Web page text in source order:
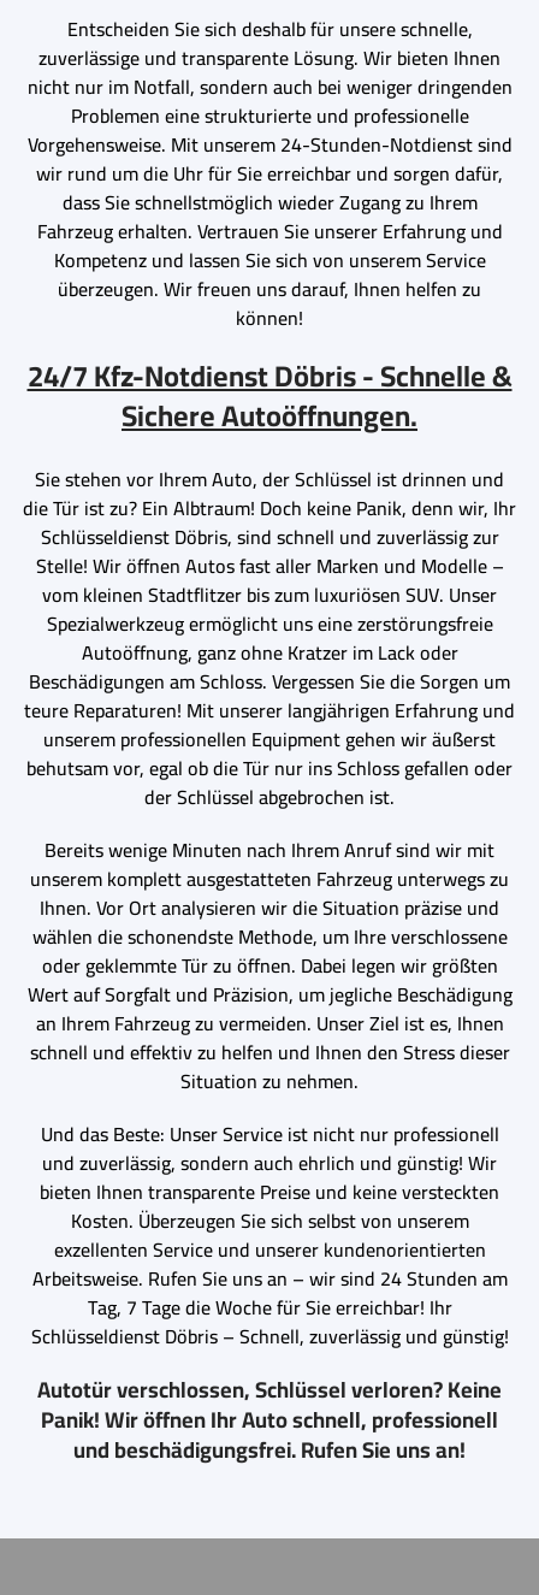
Entscheiden Sie sich deshalb für unsere schnelle,
zuverlässige und transparente Lösung. Wir bieten Ihnen
nicht nur im Notfall, sondern auch bei weniger dringenden
Problemen eine strukturierte und professionelle
Vorgehensweise. Mit unserem 24-Stunden-Notdienst sind
wir rund um die Uhr für Sie erreichbar und sorgen dafür,
dass Sie schnellstmöglich wieder Zugang zu Ihrem
Fahrzeug erhalten. Vertrauen Sie unserer Erfahrung und
Kompetenz und lassen Sie sich von unserem Service
überzeugen. Wir freuen uns darauf, Ihnen helfen zu
können!
24/7 Kfz-Notdienst Döbris - Schnelle &
Sichere Autoöffnungen.
Sie stehen vor Ihrem Auto, der Schlüssel ist drinnen und
die Tür ist zu? Ein Albtraum! Doch keine Panik, denn wir, Ihr
Schlüsseldienst Döbris, sind schnell und zuverlässig zur
Stelle! Wir öffnen Autos fast aller Marken und Modelle –
vom kleinen Stadtflitzer bis zum luxuriösen SUV. Unser
Spezialwerkzeug ermöglicht uns eine zerstörungsfreie
Autoöffnung, ganz ohne Kratzer im Lack oder
Beschädigungen am Schloss. Vergessen Sie die Sorgen um
teure Reparaturen! Mit unserer langjährigen Erfahrung und
unserem professionellen Equipment gehen wir äußerst
behutsam vor, egal ob die Tür nur ins Schloss gefallen oder
der Schlüssel abgebrochen ist.
Bereits wenige Minuten nach Ihrem Anruf sind wir mit
unserem komplett ausgestatteten Fahrzeug unterwegs zu
Ihnen. Vor Ort analysieren wir die Situation präzise und
wählen die schonendste Methode, um Ihre verschlossene
oder geklemmte Tür zu öffnen. Dabei legen wir größten
Wert auf Sorgfalt und Präzision, um jegliche Beschädigung
an Ihrem Fahrzeug zu vermeiden. Unser Ziel ist es, Ihnen
schnell und effektiv zu helfen und Ihnen den Stress dieser
Situation zu nehmen.
Und das Beste: Unser Service ist nicht nur professionell
und zuverlässig, sondern auch ehrlich und günstig! Wir
bieten Ihnen transparente Preise und keine versteckten
Kosten. Überzeugen Sie sich selbst von unserem
exzellenten Service und unserer kundenorientierten
Arbeitsweise. Rufen Sie uns an – wir sind 24 Stunden am
Tag, 7 Tage die Woche für Sie erreichbar! Ihr
Schlüsseldienst Döbris – Schnell, zuverlässig und günstig!
Autotür verschlossen, Schlüssel verloren? Keine
Panik! Wir öffnen Ihr Auto schnell, professionell
und beschädigungsfrei. Rufen Sie uns an!